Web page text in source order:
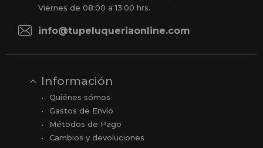
Viernes de 08:00 a 13:00 hrs.
info@tupeluqueriaonline.com
Información
Quiénes sómos
Gastos de Envío
Métodos de Pago
Cambios y devoluciones